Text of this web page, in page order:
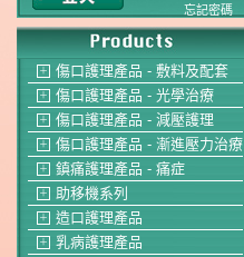
忘記密碼
＋ 傷口護理產品 - 敷料及配套
＋ 傷口護理產品 - 光學治療
＋ 傷口護理產品 - 減壓護理
＋ 傷口護理產品 - 漸進壓力治療
＋ 鎮痛護理產品 - 痛症
＋ 助移機系列
＋ 造口護理產品
＋ 乳病護理產品